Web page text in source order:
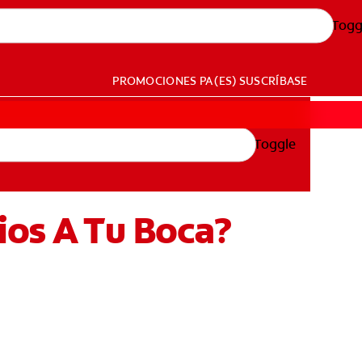
PROMOCIONES PA (ES) SUSCRÍBASE
Toggle
A Tu Boca?